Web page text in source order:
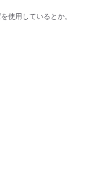
使用しているとか。